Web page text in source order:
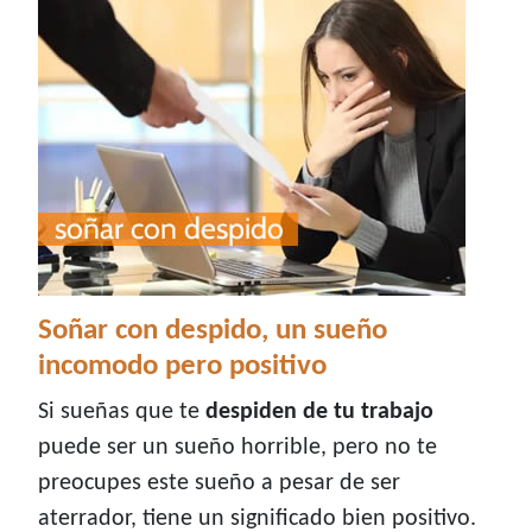
Soñar con despido, un sueño
incomodo pero positivo
Si sueñas que te despiden de tu trabajo
puede ser un sueño horrible, pero no te
preocupes este sueño a pesar de ser
aterrador, tiene un significado bien positivo.